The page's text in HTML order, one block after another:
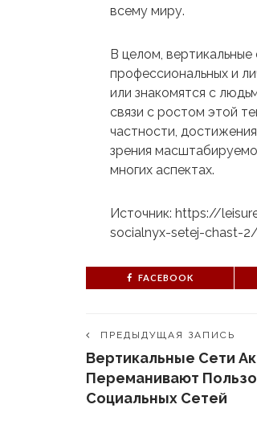
всему миру.
В целом,
профессиональных и
или знакомятся с
связи с ростом этой
частности,
зрения
многих аспектах.
Источник: https://
socialnyx-setej-chast-2/
FACEBOOK
ПРЕДЫДУЩАЯ ЗАПИСЬ
Вертикальные Сети
Переманивают
Социальных Сетей